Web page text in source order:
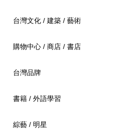
台灣文化 / 建築 / 藝術
購物中心 / 商店 / 書店
台灣品牌
書籍 / 外語學習
綜藝 / 明星